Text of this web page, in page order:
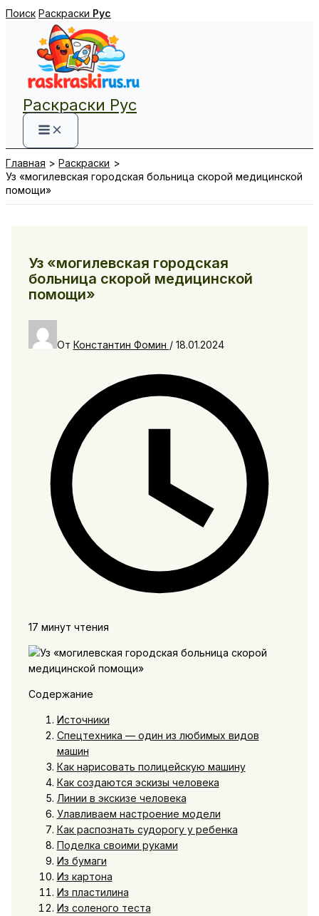
Перейти
содержимому
Поиск Раскраски Рус
Раскраски Рус
Главная
Раскраски
Уз «могилевская городская больница скорой медицинской
помощи»
Уз «могилевская городская
больница скорой медицинской
помощи»
От Константин Фомин / 18.01.2024
17 минут чтения
Содержание
Источники
Спецтехника — один из любимых видов
машин
Как нарисовать полицейскую машину
Как создаются эскизы человека
Линии в экскизе человека
Улавливаем настроение модели
Как распознать судорогу у ребенка
Поделка своими руками
Из бумаги
Из картона
Из пластилина
Из соленого теста